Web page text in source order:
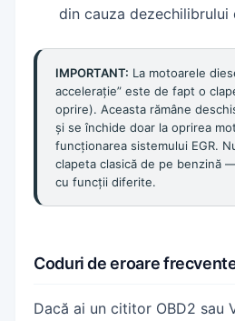
din cauza dezechilibrului
IMPORTANT: La motoarele
accelerație” este de fapt o
oprire). Aceasta rămâne
și se închide doar la oprirea
funcționarea sistemului EGR.
clapeta clasică de pe benzină
cu funcții diferite.
Coduri de eroare
Dacă ai un cititor OBD2 sau